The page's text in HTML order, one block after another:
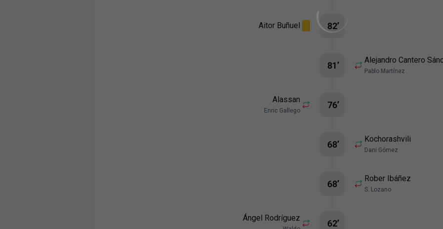
Aitor Buñuel 82’
Alejandro Cantero
Pablo Martínez
81’
Alassan
Enric Gallego
76’
Kochorashvili
Dani Gómez
68’
Rober Ibáñez
S. Lozano
68’
Ángel Rodríguez 62’